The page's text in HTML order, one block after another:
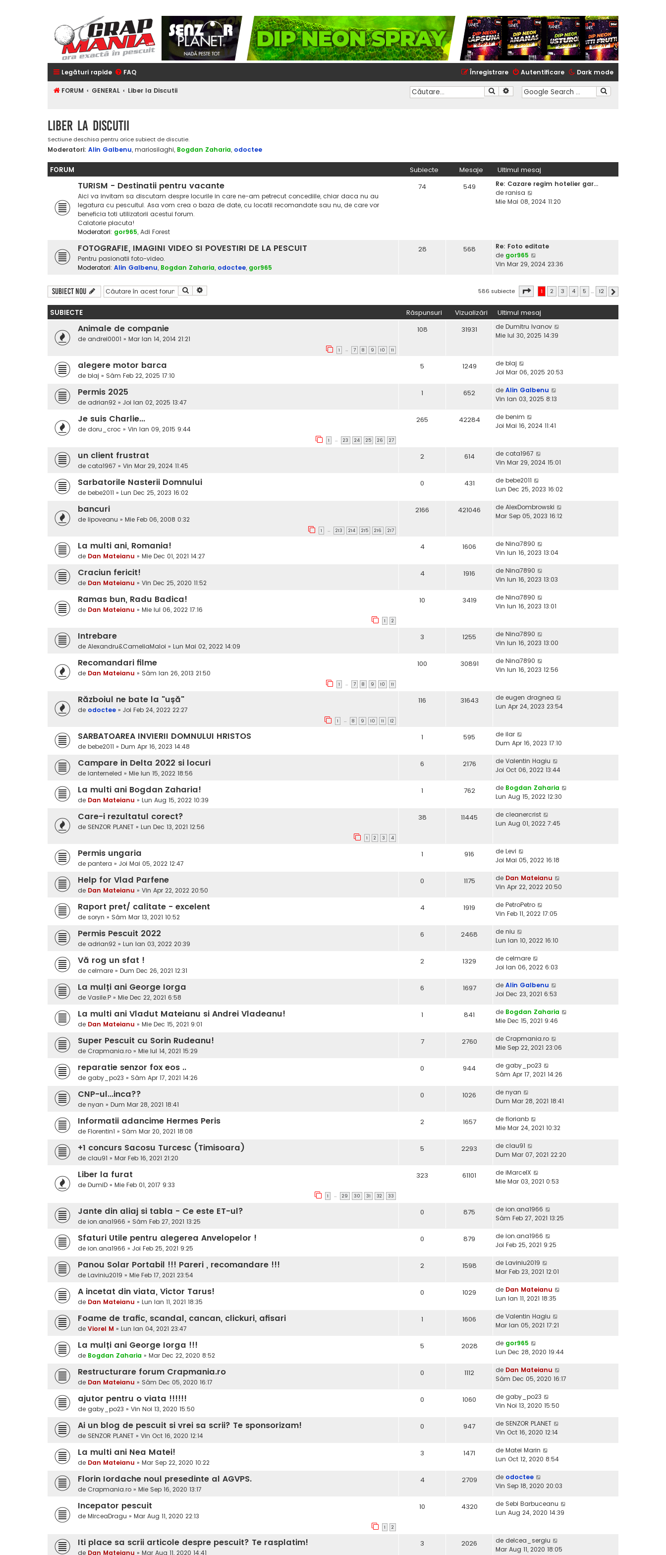
Legături rapide Dark mode
FAQ Autentificare
Înregistrare
FORUM GENERAL Liber la Discutii CăutareCăutare avansată
Liber la Discutii
Sectiune deschisa pentru orice subiect de discutie.
Moderatori: Alin Galbenu, mariosilaghi, Bogdan Zaharia, odoctee
FORUM Subiecte Mesaje Ultimul mesaj
TURISM - Destinatii pentru vacante
Aici va invitam sa discutam despre locurile in care ne-am petrecut concediile, chiar daca nu au
legatura cu pescuitul. Asa vom crea o baza de date, cu locatii recomandate sau nu, de care vor
beneficia toti utilizatorii acestui forum.
Calatorie placuta!
Moderatori: gor965, Adi Forest
74 549
Re: Cazare regim hotelier gar…
de ranisa
e
t
i
m
s
a
j
Mie Mai 08, 2024 11:20
FOTOGRAFIE, IMAGINI VIDEO SI POVESTIRI DE LA PESCUIT
Pentru pasionatii foto-video.
Moderatori: Alin Galbenu, Bogdan Zaharia, odoctee, gor965
28 568
Re: Foto editate
de gor965
e
t
i
m
u
s
j
Vin Mar 29, 2024 23:36
Subiect nou Căutare 586 subiecte Pagina1 din 12
1 2 3 4 5 … 12
SUBIECTE Răspunsuri Vizualizări Ultimul mesaj
Animale de companie
de andrei0001 » Mar Ian 14, 2014 21:21
1 … 7 8 9 10 11
108 31931 de Dumitru Ivanov
Mie Iul 30, 2025 14:39
alegere motor barca
de blaj » Sâm Feb 22, 2025 17:10
5 1249 de blaj
Joi Mar 06, 2025 20:53
Permis 2025
de adrian92 » Joi Ian 02, 2025 13:47
1 652 de Alin Galbenu
Vin Ian 03, 2025 8:13
Je suis Charlie...
de doru_croc » Vin Ian 09, 2015 9:44
1 … 23 24 25 26 27
265 42284 de benim
Joi Mai 16, 2024 11:41
un client frustrat
de cata1967 » Vin Mar 29, 2024 11:45
2 614 de cata1967
Vin Mar 29, 2024 15:01
Sarbatorile Nasterii Domnului
de bebe2011 » Lun Dec 25, 2023 16:02
0 431 de bebe2011
Lun Dec 25, 2023 16:02
bancuri
de lipoveanu » Mie Feb 06, 2008 0:32
1 … 213 214 215 216 217
2166 421046 de AlexDombrowski
Mar Sep 05, 2023 16:12
La multi ani, Romania!
de Dan Mateianu » Mie Dec 01, 2021 14:27
4 1606 de Nina7890
Vin Iun 16, 2023 13:04
Craciun fericit!
de Dan Mateianu » Vin Dec 25, 2020 11:52
4 1916 de Nina7890
Vin Iun 16, 2023 13:03
Ramas bun, Radu Badica!
de Dan Mateianu » Mie Iul 06, 2022 17:16
1 2
10 3419 de Nina7890
Vin Iun 16, 2023 13:01
Intrebare
de Alexandru&CameliaMaloi » Lun Mai 02, 2022 14:09
3 1255 de Nina7890
Vin Iun 16, 2023 13:00
Recomandari filme
de Dan Mateianu » Sâm Ian 26, 2013 21:50
1 … 7 8 9 10 11
100 30891 de Nina7890
Vin Iun 16, 2023 12:56
Războiul ne bate la "ușă"
de odoctee » Joi Feb 24, 2022 22:27
1 … 8 9 10 11 12
116 31643 de eugen dragnea
Lun Apr 24, 2023 23:54
SARBATOAREA INVIERII DOMNULUI HRISTOS
de bebe2011 » Dum Apr 16, 2023 14:48
1 595 de ilar
Dum Apr 16, 2023 17:10
Campare in Delta 2022 si locuri
de lanterneled » Mie Iun 15, 2022 18:56
6 2176 de Valentin Hagiu
Joi Oct 06, 2022 13:44
La multi ani Bogdan Zaharia!
de Dan Mateianu » Lun Aug 15, 2022 10:39
1 762 de Bogdan Zaharia
Lun Aug 15, 2022 12:30
Care-i rezultatul corect?
de SENZOR PLANET » Lun Dec 13, 2021 12:56
1 2 3 4
38 11445 de cleanercrist
Lun Aug 01, 2022 7:45
Permis ungaria
de pantera » Joi Mai 05, 2022 12:47
1 916 de Levi
Joi Mai 05, 2022 16:18
Help for Vlad Parfene
de Dan Mateianu » Vin Apr 22, 2022 20:50
0 1175 de Dan Mateianu
Vin Apr 22, 2022 20:50
Raport pret/ calitate - excelent
de soryn » Sâm Mar 13, 2021 10:52
4 1919 de PetroPetro
Vin Feb 11, 2022 17:05
Permis Pescuit 2022
de adrian92 » Lun Ian 03, 2022 20:39
6 2468 de niu
Lun Ian 10, 2022 16:10
Vă rog un sfat !
de celmare » Dum Dec 26, 2021 12:31
2 1329 de celmare
Joi Ian 06, 2022 6:03
La mulți ani George Iorga
de Vasile.P » Mie Dec 22, 2021 6:58
6 1697 de Alin Galbenu
Joi Dec 23, 2021 6:53
La multi ani Vladut Mateianu si Andrei Vladeanu!
de Dan Mateianu » Mie Dec 15, 2021 9:01
1 841 de Bogdan Zaharia
Mie Dec 15, 2021 9:46
Super Pescuit cu Sorin Rudeanu!
de Crapmania.ro » Mie Iul 14, 2021 15:29
7 2760 de Crapmania.ro
Mie Sep 22, 2021 23:06
reparatie senzor fox eos ..
de gaby_po23 » Sâm Apr 17, 2021 14:26
0 944 de gaby_po23
Sâm Apr 17, 2021 14:26
CNP-ul...inca??
de nyan » Dum Mar 28, 2021 18:41
0 1026 de nyan
Dum Mar 28, 2021 18:41
Informatii adancime Hermes Peris
de Florentin1 » Sâm Mar 20, 2021 18:08
2 1657 de florianb
Mie Mar 24, 2021 10:32
+1 concurs Sacosu Turcesc (Timisoara)
de clau91 » Mar Feb 16, 2021 21:20
5 2293 de clau91
Dum Mar 07, 2021 22:20
Liber la furat
de DumiD » Mie Feb 01, 2017 9:33
1 … 29 30 31 32 33
323 61101 de iMarcelX
Mie Mar 03, 2021 0:53
Jante din aliaj si tabla - Ce este ET-ul?
de ion.ana1966 » Sâm Feb 27, 2021 13:25
0 875 de ion.ana1966
Sâm Feb 27, 2021 13:25
Sfaturi Utile pentru alegerea Anvelopelor !
de ion.ana1966 » Joi Feb 25, 2021 9:25
0 879 de ion.ana1966
Joi Feb 25, 2021 9:25
Panou Solar Portabil !!! Pareri , recomandare !!!
de Laviniu2019 » Mie Feb 17, 2021 23:54
2 1598 de Laviniu2019
Mar Feb 23, 2021 12:01
A incetat din viata, Victor Tarus!
de Dan Mateianu » Lun Ian 11, 2021 18:35
0 1029 de Dan Mateianu
Lun Ian 11, 2021 18:35
Foame de trafic, scandal, cancan, clickuri, afisari
de Viorel M » Lun Ian 04, 2021 23:47
1 1606 de Valentin Hagiu
Mar Ian 05, 2021 17:21
La mulți ani George Iorga !!!
de Bogdan Zaharia » Mar Dec 22, 2020 8:52
5 2028 de gor965
Lun Dec 28, 2020 19:44
Restructurare forum Crapmania.ro
de Dan Mateianu » Sâm Dec 05, 2020 16:17
0 1112 de Dan Mateianu
Sâm Dec 05, 2020 16:17
ajutor pentru o viata !!!!!!
de gaby_po23 » Vin Noi 13, 2020 15:50
0 1060 de gaby_po23
Vin Noi 13, 2020 15:50
Ai un blog de pescuit si vrei sa scrii? Te sponsorizam!
de SENZOR PLANET » Vin Oct 16, 2020 12:14
0 947 de SENZOR PLANET
Vin Oct 16, 2020 12:14
La multi ani Nea Matei!
de Dan Mateianu » Mar Sep 22, 2020 10:22
3 1471 de Matei Marin
Lun Oct 12, 2020 8:54
Florin Iordache noul presedinte al AGVPS.
de Crapmania.ro » Mie Sep 16, 2020 13:17
4 2709 de odoctee
Vin Sep 18, 2020 20:03
Incepator pescuit
de MirceaDragu » Mar Aug 11, 2020 22:13
1 2
10 4320 de Sebi Barbuceanu
Lun Aug 24, 2020 14:39
Iti place sa scrii articole despre pescuit? Te rasplatim!
de Dan Mateianu » Mar Aug 11, 2020 14:41
3 2026 de delcea_sergiu
Mar Aug 11, 2020 18:05